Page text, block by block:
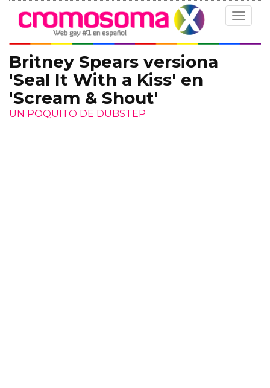
Toggle
Britney Spears versiona
'Seal It With a Kiss' en
'Scream & Shout'
UN POQUITO DE DUBSTEP